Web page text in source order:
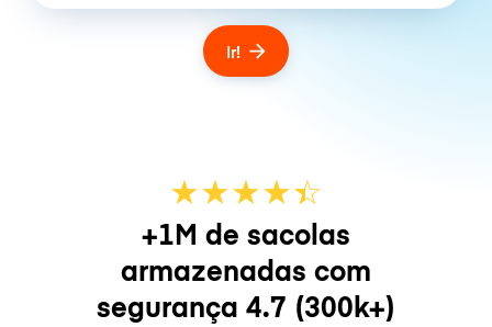
Ir!
★★★★☆
★
+1M de sacolas
armazenadas com
segurança 4.7 (300k+)